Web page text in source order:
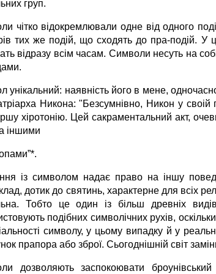
груп.
чітко відокремлювали одне від одного
тих же подій, що сходять до пра-подій. У
відразу всім часам. Символи несуть на
унікальний: наявність його в мене,
Никона: "Безсумнівно, Никон у своій
хіротонію. Цей сакраментальний акт,
іншими
із символом надає право на іншу
дотик до святинь, характерне для всіх
Тобто це один із більш древніх
подібних символічних рухів,
символу, у цьому випадку й у
прапора або зброї. Сьогоднішній світ
дозволяють заспокоювати